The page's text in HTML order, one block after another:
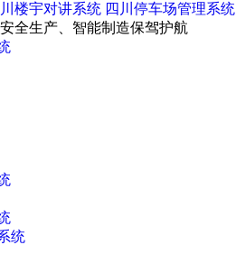
楼宇对讲系统 四川停车场管理系统
全生产、智能制造保驾护航
统